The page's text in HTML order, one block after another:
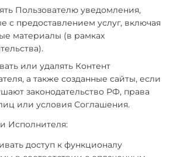
Пользователю уведомления,
с предоставлением услуг, включая
материалы (в рамках
или удалять Контент
а также созданные сайты, если
законодательство РФ, права
или условия Соглашения.
Исполнителя:
доступ к функционалу